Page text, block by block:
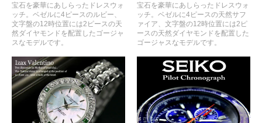
宝石を豪華にあしらったドレスウォ
ッチ。ベゼルに4ピースのルビー、
文字盤の12時位置には2ピースの天
然ダイヤモンドを配置したゴージャ
スなモデルです。
宝石を豪華にあしらったドレスウォ
ッチ。ベゼルに4ピースの天然サフ
ァイア、文字盤の12時位置には2ピ
ースの天然ダイヤモンドを配置した
ゴージャスなモデルです。